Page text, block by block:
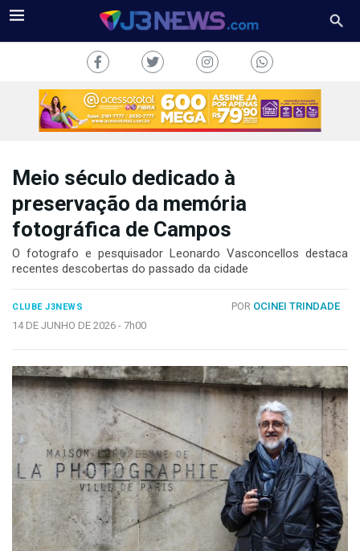
TV
COLUNAS
FALE
CONOSCO
Copyright
2024
Desenvolvido
por
Hesea
Tecnologia
Sistemas
Meio século dedicado à
preservação da memória
fotográfica de Campos
O fotografo e pesquisador Leonardo Vasconcellos destaca
recentes descobertas do passado da cidade
CLUBE J3NEWS POR OCINEI TRINDADE
14 DE JUNHO DE 2026 - 7h00